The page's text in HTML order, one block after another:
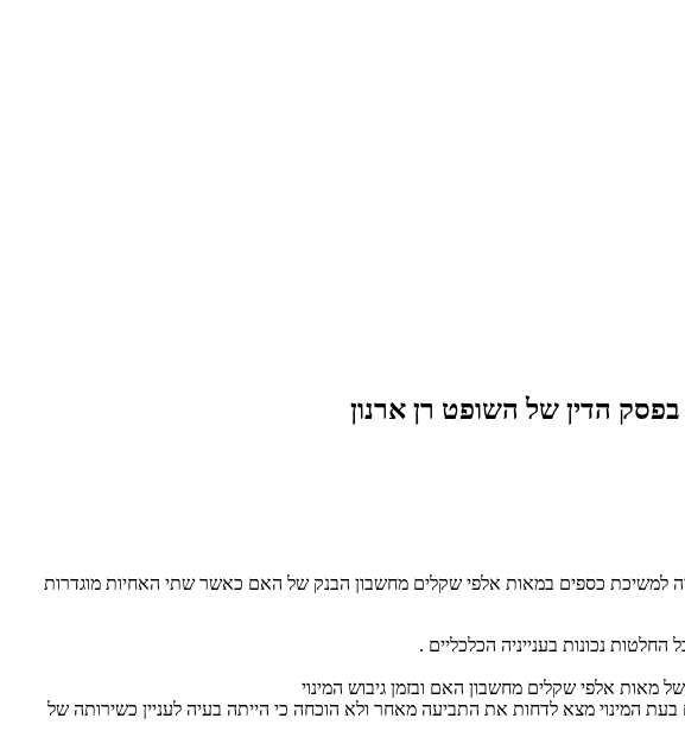
הדין של השופט רן ארנון
למשיכת כספים במאות אלפי שקלים מחשבון הבנק של האם כאשר שתי האחיות מוגדרות
מאות אלפי שקלים מחשבון האם ובזמן גיבוש המינוי
המינוי מצא לדחות את התביעה מאחר ולא הוכחה כי הייתה בעיה לעניין כשירותה של